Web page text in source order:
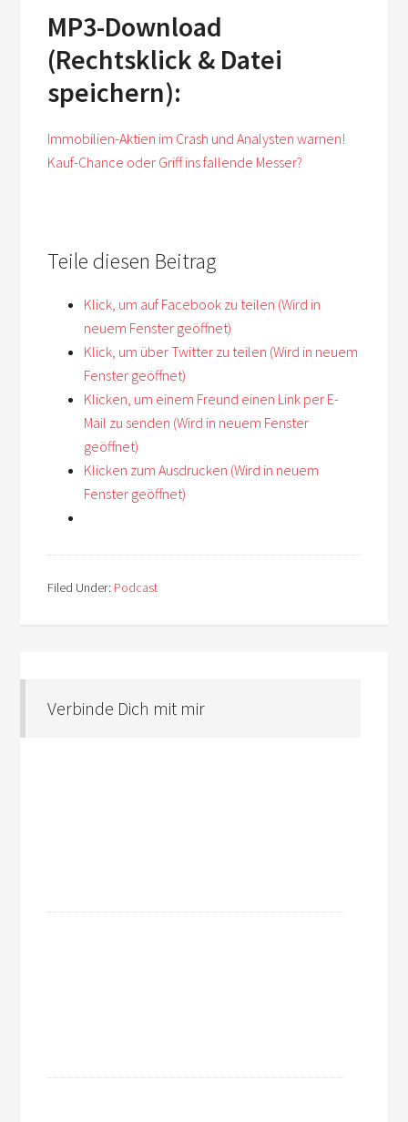
MP3-Download
(Rechtsklick & Datei
speichern):
Immobilien-Aktien im Crash und Analysten warnen!
Kauf-Chance oder Griff ins fallende Messer?
Teile diesen Beitrag
Klick, um auf Facebook zu teilen (Wird in
neuem Fenster geöffnet)
Klick, um über Twitter zu teilen (Wird in neuem
Fenster geöffnet)
Klicken, um einem Freund einen Link per E-
Mail zu senden (Wird in neuem Fenster
geöffnet)
Klicken zum Ausdrucken (Wird in neuem
Fenster geöffnet)
Filed Under: Podcast
Verbinde Dich mit mir